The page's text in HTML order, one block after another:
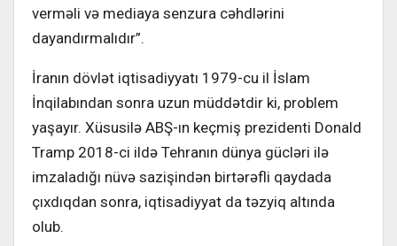
verməli və mediaya senzura cəhdlərini
dayandırmalıdır”.
İranın dövlət iqtisadiyyatı 1979-cu il İslam
İnqilabından sonra uzun müddətdir ki, problem
yaşayır. Xüsusilə ABŞ-ın keçmiş prezidenti Donald
Tramp 2018-ci ildə Tehranın dünya gücləri ilə
imzaladığı nüvə sazişindən birtərəfli qaydada
çıxdıqdan sonra, iqtisadiyyat da təzyiq altında
olub.